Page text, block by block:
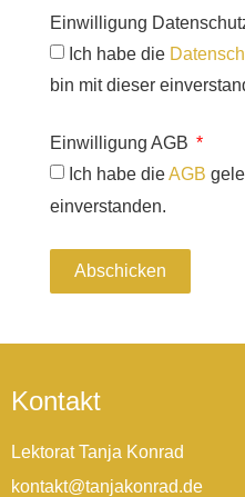
Einwilligung
Ich habe die
bin mit dieser
Einwilligung AGB
Ich habe dieAGB
einverstanden.
Abschicken
Kontakt
Lektorat Tanja Konrad
kontakt@tanjakonrad.de